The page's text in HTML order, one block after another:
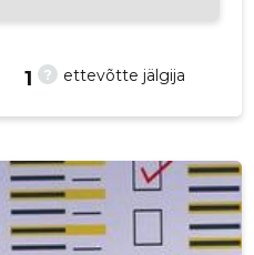
? ettevõtte jälgija
1